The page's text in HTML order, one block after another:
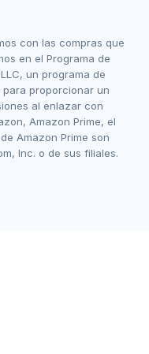
con las compras que
en el Programa de
un programa de
proporcionar un
al enlazar con
Amazon Prime, el
Amazon Prime son
Inc. o de sus filiales.